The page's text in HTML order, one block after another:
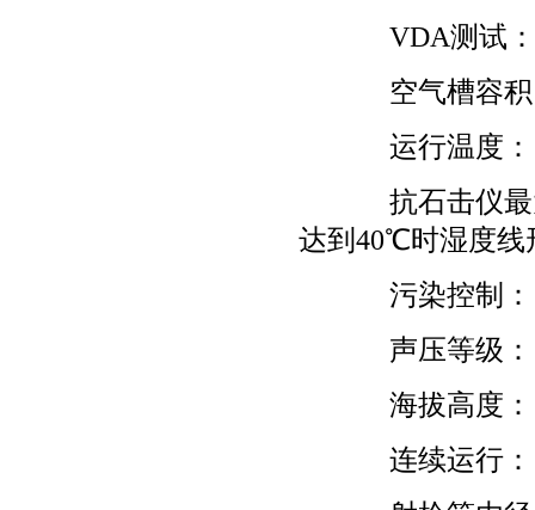
VDA测试：
空气槽容积
运行温度：
抗石击仪最
达到40℃时湿度线
污染控制：
声压等级：
海拔高度：
连续运行：